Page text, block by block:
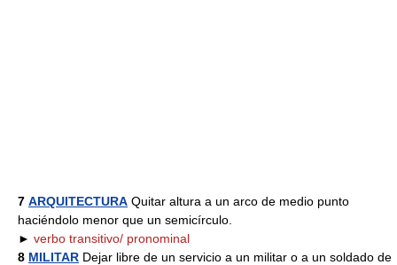
7 ARQUITECTURA Quitar altura a un arco de medio punto
haciéndolo menor que un semicírculo.
► verbo transitivo/ pronominal
8 MILITAR Dejar libre de un servicio a un militar o a un soldado de